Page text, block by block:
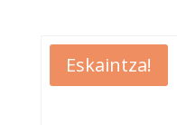
Eskaintza!